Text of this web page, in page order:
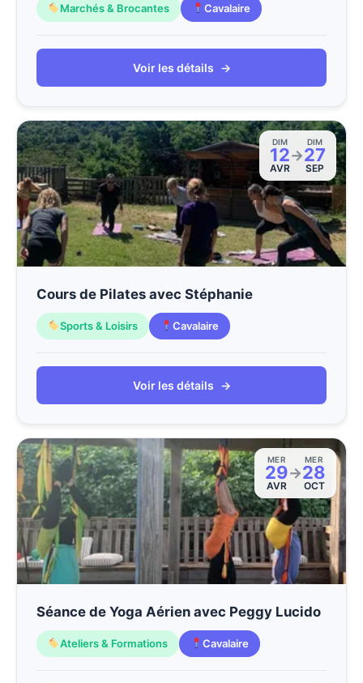
Marchés & Brocantes Cavalaire
Voir les détails →
DIM
12
AVR
→
DIM
27
SEP
Cours de Pilates avec Stéphanie
Sports & Loisirs Cavalaire
Voir les détails →
MER
29
AVR
→
MER
28
OCT
Séance de Yoga Aérien avec Peggy Lucido
Ateliers & Formations Cavalaire